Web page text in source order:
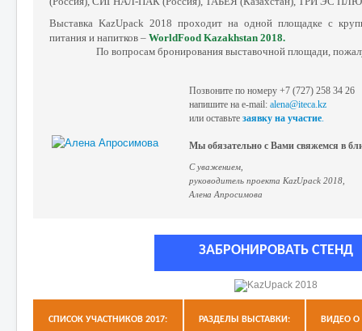
Выставка KazUpack 2018 проходит на одной площадке с
питания и напитков – WorldFood Kazakhstan 2018.
По вопросам бронирования выставочной площади,
Позвоните по номеру +7 (727) 258 34 26
напишите на e-mail: alena@iteca.kz
или оставьте заявку на участие.
Мы обязательно с Вами свяжемся в
С уважением,
руководитель проекта KazUpack 2018,
Алена Апросимова
ЗАБРОНИРОВАТЬ СТЕНД
СПИСОК УЧАСТНИКОВ 2017: РАЗДЕЛЫ ВЫСТАВКИ: ВИДЕО О